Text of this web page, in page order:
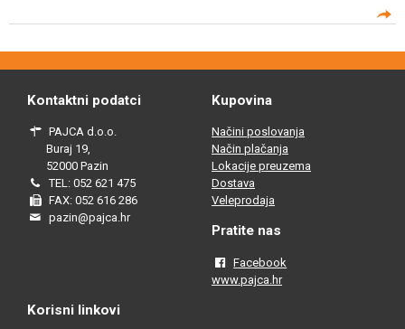
Kontaktni podatci
PAJCA d.o.o.
Buraj 19,
52000 Pazin
TEL: 052 621 475
FAX: 052 616 286
pazin@pajca.hr
Kupovina
Načini poslovanja
Način plačanja
Lokacije preuzema
Dostava
Veleprodaja
Pratite nas
Facebook
www.pajca.hr
Korisni linkovi